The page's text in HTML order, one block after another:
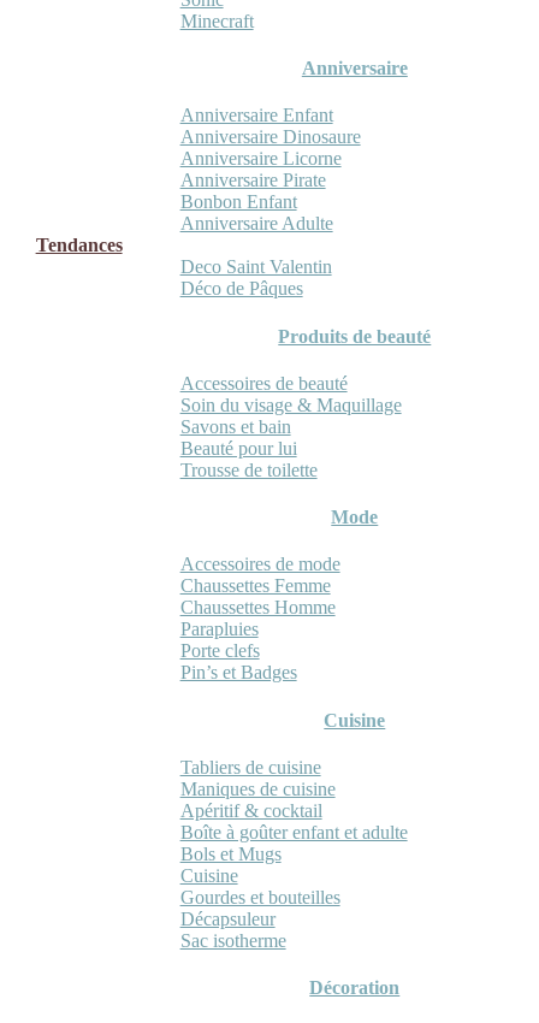
Minecraft
Anniversaire
Anniversaire Enfant
Anniversaire Dinosaure
Anniversaire Licorne
Anniversaire Pirate
Bonbon Enfant
Anniversaire Adulte
Tendances
Deco Saint Valentin
Déco de Pâques
Produits de beauté
Accessoires de beauté
Soin du visage & Maquillage
Savons et bain
Beauté pour lui
Trousse de toilette
Mode
Accessoires de mode
Chaussettes Femme
Chaussettes Homme
Parapluies
Porte clefs
Pin’s et Badges
Cuisine
Tabliers de cuisine
Maniques de cuisine
Apéritif & cocktail
Boîte à goûter enfant et adulte
Bols et Mugs
Cuisine
Gourdes et bouteilles
Décapsuleur
Sac isotherme
Décoration